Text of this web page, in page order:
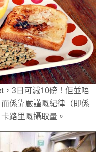
3日可減10磅！佢並唔
係靠嚴謹嘅紀律（即係
路里嘅攝取量。